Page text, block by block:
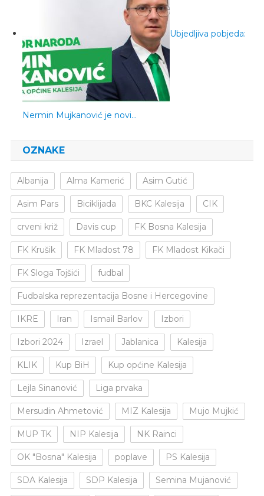
Ubjedljiva pobjeda:
Nermin Mujkanović je novi…
OZNAKE
Albanija Alma Kamerić Asim Gutić
Asim Pars Biciklijada BKC Kalesija CIK
crveni križ Davis cup FK Bosna Kalesija
FK Krušik FK Mladost 78 FK Mladost Kikači
FK Sloga Tojšići fudbal
Fudbalska reprezentacija Bosne i Hercegovine
IKRE Iran Ismail Barlov Izbori
Izbori 2024 Izrael Jablanica Kalesija
KLIK Kup BiH Kup općine Kalesija
Lejla Sinanović Liga prvaka
Mersudin Ahmetović MIZ Kalesija Mujo Mujkić
MUP TK NIP Kalesija NK Rainci
OK "Bosna" Kalesija poplave PS Kalesija
SDA Kalesija SDP Kalesija Semina Mujanović